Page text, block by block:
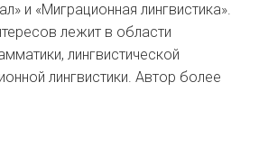
и «Миграционная лингвистика».
лежит в области
лингвистической
лингвистики. Автор более